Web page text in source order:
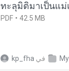
ทะลุมิติมาเป็นแม่
PDF 42.5 MB
kp_fha في